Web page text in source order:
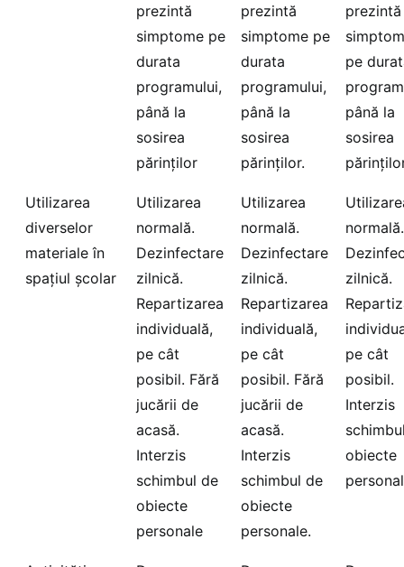
prezintă
simptome pe
durata
programului,
până la
sosirea
părinților
prezintă
simptome pe
durata
programului,
până la
sosirea
părinților.
prezintă
pe
până la
sosirea
Utilizarea
diverselor
materiale în
spațiul școlar
Utilizarea
normală.
Dezinfectare
zilnică.
Repartizarea
individuală,
pe cât
posibil. Fără
jucării de
acasă.
Interzis
schimbul de
obiecte
personale
Utilizarea
normală.
Dezinfectare
zilnică.
Repartizarea
individuală,
pe cât
posibil. Fără
jucării de
acasă.
Interzis
schimbul de
obiecte
personale.
normală.
zilnică.
pe cât
posibil.
Interzis
obiecte